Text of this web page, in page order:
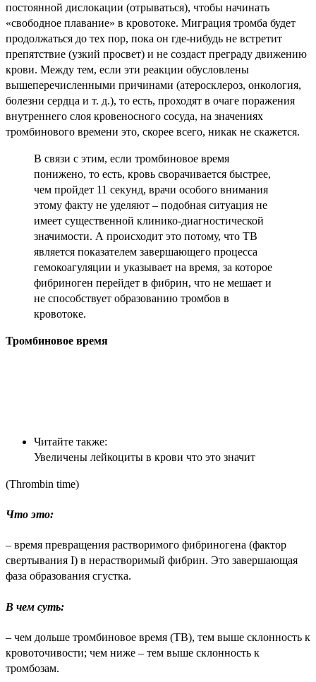
постоянной дислокации (отрываться), чтобы начинать
«свободное плавание» в кровотоке. Миграция тромба будет
продолжаться до тех пор, пока он где-нибудь не встретит
препятствие (узкий просвет) и не создаст преграду движению
крови. Между тем, если эти реакции обусловлены
вышеперечисленными причинами (атеросклероз, онкология,
болезни сердца и т. д.), то есть, проходят в очаге поражения
внутреннего слоя кровеносного сосуда, на значениях
тромбинового времени это, скорее всего, никак не скажется.
В связи с этим, если тромбиновое время
понижено, то есть, кровь сворачивается быстрее,
чем пройдет 11 секунд, врачи особого внимания
этому факту не уделяют – подобная ситуация не
имеет существенной клинико-диагностической
значимости. А происходит это потому, что ТВ
является показателем завершающего процесса
гемокоагуляции и указывает на время, за которое
фибриноген перейдет в фибрин, что не мешает и
не способствует образованию тромбов в
кровотоке.
Тромбиновое время
Читайте также:
Увеличены лейкоциты в крови что это значит
(Thrombin time)
Что это:
– время превращения растворимого фибриногена (фактор
свертывания I) в нерастворимый фибрин. Это завершающая
фаза образования сгустка.
В чем суть:
– чем дольше тромбиновое время (ТВ), тем выше склонность к
кровоточивости; чем ниже – тем выше склонность к
тромбозам.